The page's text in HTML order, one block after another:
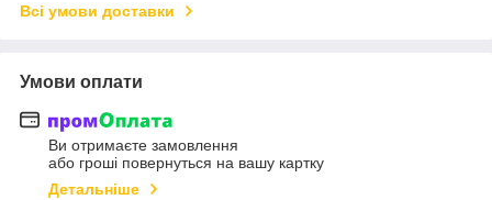
Всі умови доставки
Умови оплати
Ви отримаєте замовлення
або гроші повернуться на вашу картку
Детальніше